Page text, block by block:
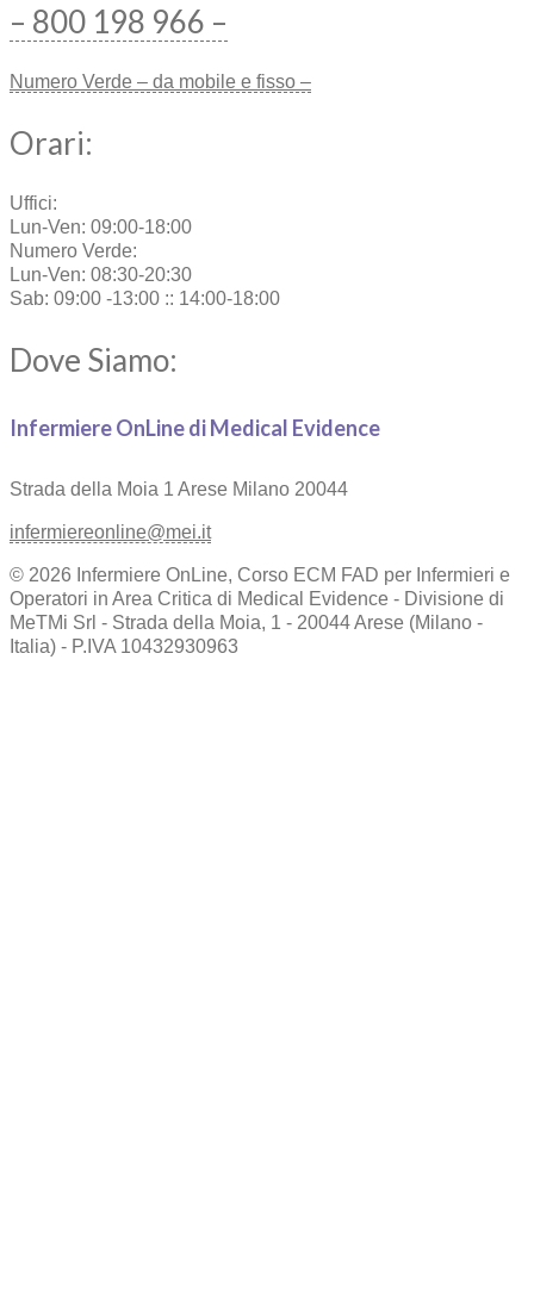
– 800 198 966 –
Numero Verde – da mobile e fisso –
Orari:
Uffici:
Lun-Ven: 09:00-18:00
Numero Verde:
Lun-Ven: 08:30-20:30
Sab: 09:00 -13:00 :: 14:00-18:00
Dove Siamo:
Infermiere OnLine di Medical Evidence
Strada della Moia 1 Arese Milano 20044
infermiereonline@mei.it
© 2026 Infermiere OnLine, Corso ECM FAD per Infermieri e
Operatori in Area Critica di Medical Evidence - Divisione di
MeTMi Srl - Strada della Moia, 1 - 20044 Arese (Milano -
Italia) - P.IVA 10432930963